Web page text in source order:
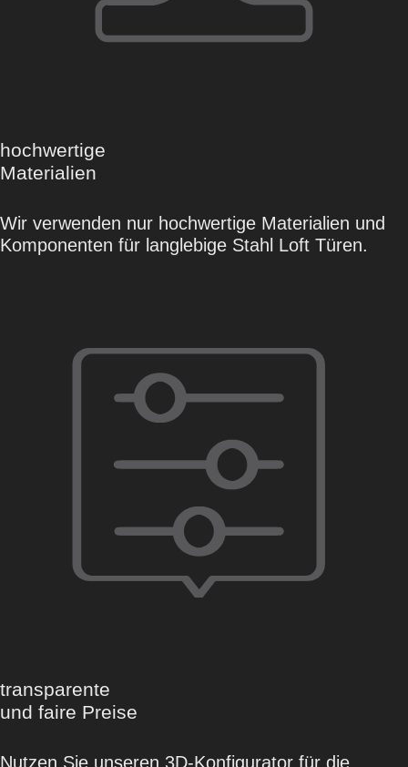
hochwertige
Materialien
Wir verwenden nur hochwertige Materialien und
Komponenten für langlebige Stahl Loft Türen.
transparente
und faire Preise
Nutzen Sie unseren 3D-Konfigurator für die